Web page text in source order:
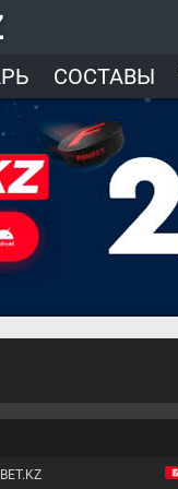
СОСТАВЫ